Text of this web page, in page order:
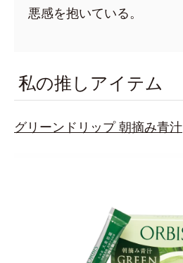
悪感を抱いている。
私の推しアイテム
グリーンドリップ 朝摘み青汁